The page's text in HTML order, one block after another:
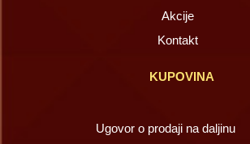
Akcije
Kontakt
KUPOVINA
Ugovor o prodaji na daljinu